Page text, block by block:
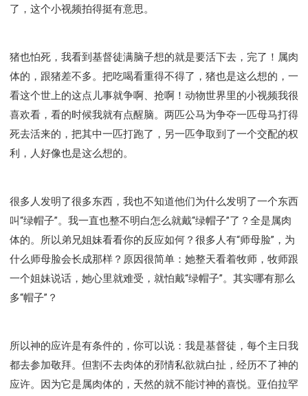
了，这个小视频拍得挺有意思。
猪也怕死，我看到基督徒满脑子想的就是要活下去，完了！属肉
体的，跟猪差不多。把吃喝看重得不得了，猪也是这么想的，一
看这个世上的这点儿事就争啊、抢啊！动物世界里的小视频我很
喜欢看，看的时候我就有点醒脑。两匹公马为争夺一匹母马打得
死去活来的，把其中一匹打跑了，另一匹争取到了一个交配的权
利，人好像也是这么想的。
很多人发明了很多东西，我也不知道他们为什么发明了一个东西
叫“绿帽子”。我一直也整不明白怎么就戴“绿帽子”了？全是属肉
体的。所以弟兄姐妹看看你的反应如何？很多人有“师母脸”，为
什么师母脸会长成那样？原因很简单：她整天看着牧师，牧师跟
一个姐妹说话，她心里就难受，就怕戴“绿帽子”。其实哪有那么
多“帽子”？
所以神的应许是有条件的，你可以说：我是基督徒，每个主日我
都去参加敬拜。但割不去肉体的邪情私欲就白扯，经历不了神的
应许。因为它是属肉体的，天然的就不能讨神的喜悦。亚伯拉罕